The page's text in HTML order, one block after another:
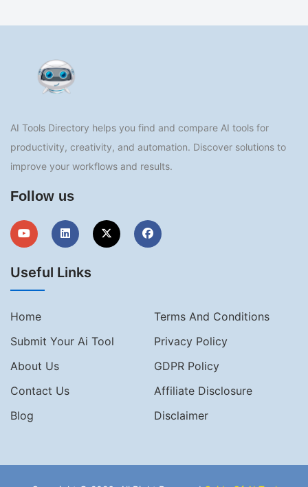
AI Tools Directory helps you find and compare AI tools for
productivity, creativity, and automation. Discover solutions to
improve your workflows and results.
Follow us
Useful Links
Home
Terms And Conditions
Submit Your Ai Tool
Privacy Policy
About Us
GDPR Policy
Contact Us
Affiliate Disclosure
Blog
Disclaimer